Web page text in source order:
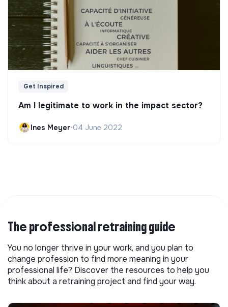
Get Inspired
Am I legitimate to work in the impact sector?
Ines Meyer•04 June 2022
The professional retraining guide
You no longer thrive in your work, and you plan to
change profession to find more meaning in your
professional life? Discover the resources to help you
think about a retraining project and find your way.